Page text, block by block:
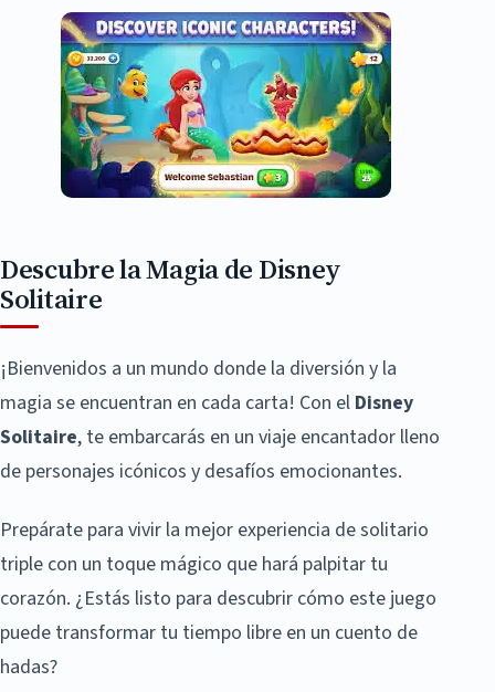
Descubre la Magia de Disney
Solitaire
¡Bienvenidos a un mundo donde la diversión y la
magia se encuentran en cada carta! Con el Disney
Solitaire, te embarcarás en un viaje encantador lleno
de personajes icónicos y desafíos emocionantes.
Prepárate para vivir la mejor experiencia de solitario
triple con un toque mágico que hará palpitar tu
corazón. ¿Estás listo para descubrir cómo este juego
puede transformar tu tiempo libre en un cuento de
hadas?